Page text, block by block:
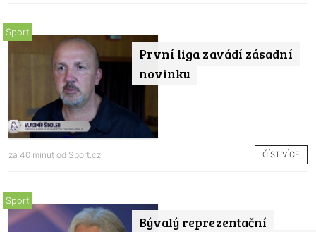
První liga zavádí zásadní
novinku
Sport
za 40 minut od Sport.cz ČÍST VÍCE
Bývalý reprezentační
Sport